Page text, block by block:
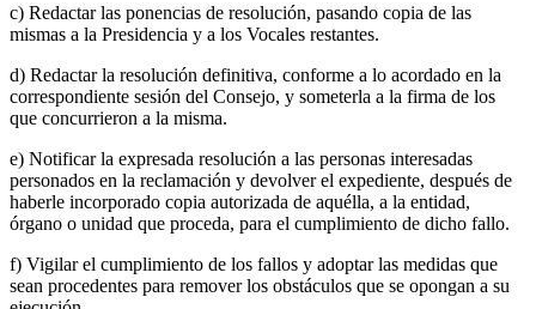
c) Redactar las ponencias de resolución, pasando copia de las
mismas a la Presidencia y a los Vocales restantes.
d) Redactar la resolución definitiva, conforme a lo acordado en la
correspondiente sesión del Consejo, y someterla a la firma de los
que concurrieron a la misma.
e) Notificar la expresada resolución a las personas interesadas
personados en la reclamación y devolver el expediente, después de
haberle incorporado copia autorizada de aquélla, a la entidad,
órgano o unidad que proceda, para el cumplimiento de dicho fallo.
f) Vigilar el cumplimiento de los fallos y adoptar las medidas que
sean procedentes para remover los obstáculos que se opongan a su